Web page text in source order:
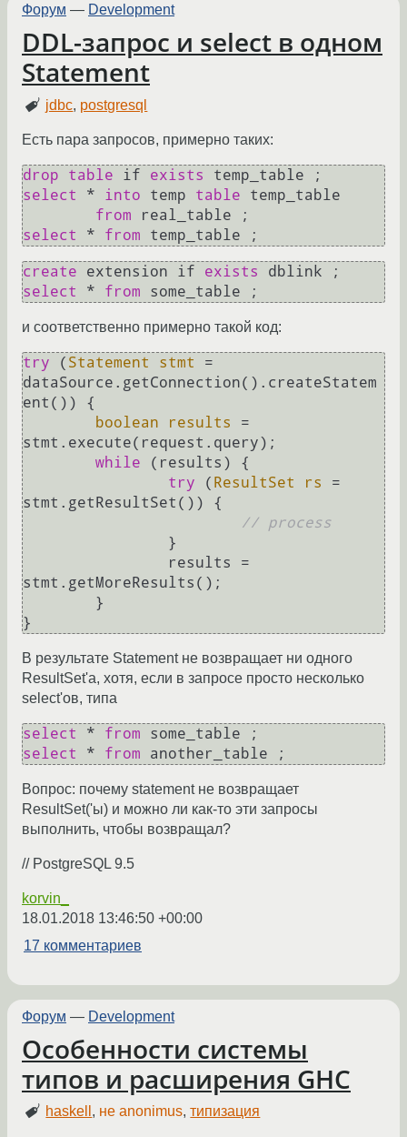
Форум — Development
DDL-запрос и select в одном
Statement
jdbc, postgresql
Есть пара запросов, примерно таких:
drop table if exists
select
* into temp table temp_table
from
select
* from
create extension if exists
select
* from
и соответственно примерно такой код:
try ( Statement stmt
=
dataSource.getConnection().createStatem
ent()) {
boolean
results
=
stmt.execute(request.query);
while (results) {
try ( ResultSet rs
=
stmt.getResultSet()) {
// process
stmt.getMoreResults();
В результате Statement не возвращает ни одного
ResultSet'а, хотя, если в запросе просто несколько
select'ов, типа
select * from
select
* from
Вопрос: почему statement не возвращает
ResultSet('ы) и можно ли как-то эти запросы
выполнить, чтобы возвращал?
// PostgreSQL 9.5
korvin_
18.01.2018 13:46:50 +00:00
17 комментариев
Форум — Development
Особенности системы
типов и расширения GHC
haskell , не anonimus,типизация